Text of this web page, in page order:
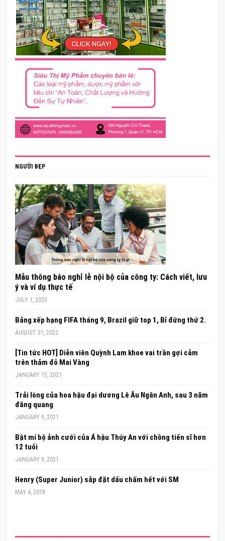
NGƯỜI ĐẸP
Mẫu thông báo nghỉ lễ nội bộ của công ty: Cách viết, lưu
ý và ví dụ thực tế
JULY 1, 2025
Bảng xếp hạng FIFA tháng 9, Brazil giữ top 1, Bỉ đứng thứ 2.
AUGUST 31, 2022
[Tin tức HOT] Diễn viên Quỳnh Lam khoe vai trần gợi cảm
trên thảm đỏ Mai Vàng
JANUARY 15, 2021
Trải lòng của hoa hậu đại dương Lê Âu Ngân Anh, sau 3 năm
đăng quang
JANUARY 9, 2021
Bật mí bộ ảnh cưới của Á hậu Thúy An với chồng tiến sĩ hơn
12 tuổi
JANUARY 9, 2021
Henry (Super Junior) sắp đặt dấu chấm hết với SM
MAY 4, 2018